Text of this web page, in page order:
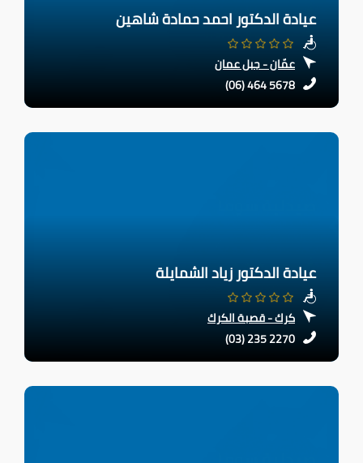
عيادة الدكتور احمد حمادة شاهين
عمّان - جبل عمان
(06) 464 5678
عيادة الدكتور زياد الشمايلة
كرك - قصبة الكرك
(03) 235 2270